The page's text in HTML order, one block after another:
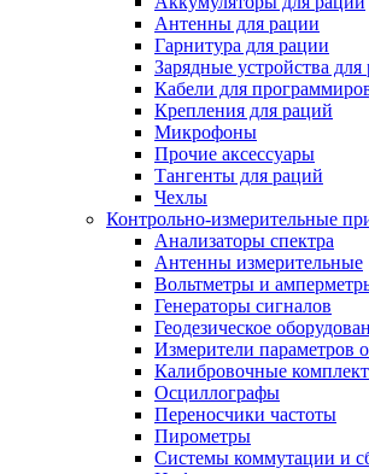
Антенны для рации
Гарнитура для рации
Зарядные устройства для
Кабели для
Крепления для раций
Микрофоны
Прочие аксессуары
Тангенты для раций
Чехлы
Контрольно-измерительные
Анализаторы спектра
Антенны измерительные
Вольтметры и
Генераторы сигналов
Геодезическое
Измерители параметров
Калибровочные
Осциллографы
Переносчики частоты
Пирометры
Системы коммутации и